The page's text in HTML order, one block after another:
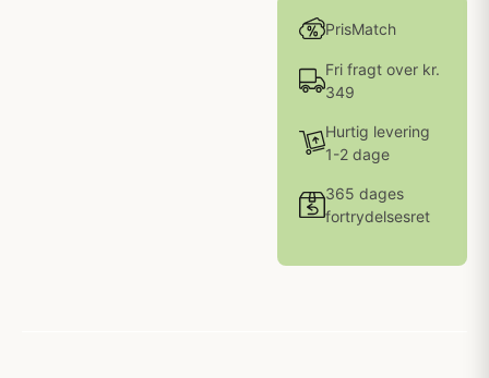
PrisMatch
Fri fragt over kr.
349
Hurtig levering
1-2 dage
365 dages
fortrydelsesret